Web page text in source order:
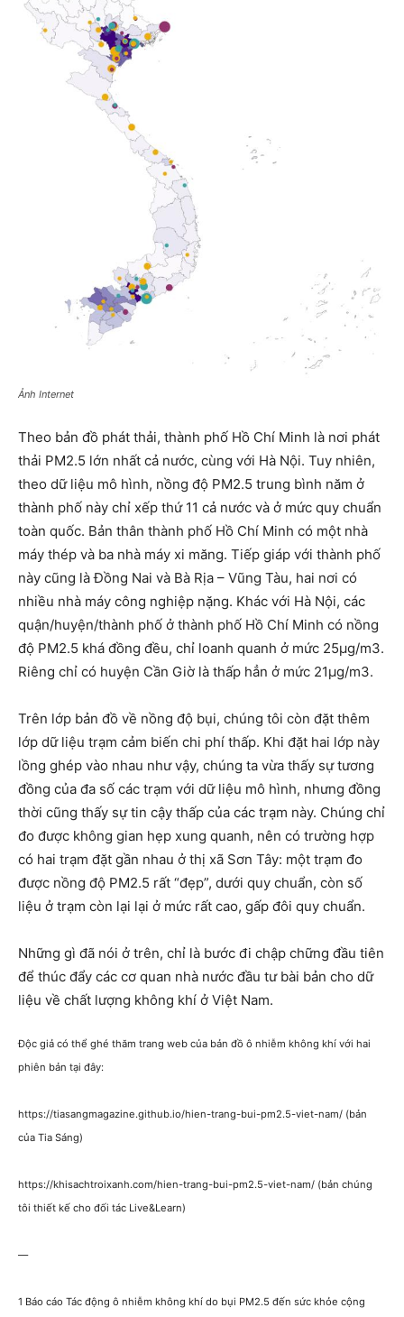
Ảnh Internet
Theo bản đồ phát thải, thành phố Hồ Chí Minh là nơi phát
thải PM2.5 lớn nhất cả nước, cùng với Hà Nội. Tuy nhiên,
theo dữ liệu mô hình, nồng độ PM2.5 trung bình năm ở
thành phố này chỉ xếp thứ 11 cả nước và ở mức quy chuẩn
toàn quốc. Bản thân thành phố Hồ Chí Minh có một nhà
máy thép và ba nhà máy xi măng. Tiếp giáp với thành phố
này cũng là Đồng Nai và Bà Rịa – Vũng Tàu, hai nơi có
nhiều nhà máy công nghiệp nặng. Khác với Hà Nội, các
quận/huyện/thành phố ở thành phố Hồ Chí Minh có nồng
độ PM2.5 khá đồng đều, chỉ loanh quanh ở mức 25µg/m3.
Riêng chỉ có huyện Cần Giờ là thấp hẳn ở mức 21µg/m3.
Trên lớp bản đồ về nồng độ bụi, chúng tôi còn đặt thêm
lớp dữ liệu trạm cảm biến chi phí thấp. Khi đặt hai lớp này
lồng ghép vào nhau như vậy, chúng ta vừa thấy sự tương
đồng của đa số các trạm với dữ liệu mô hình, nhưng đồng
thời cũng thấy sự tin cậy thấp của các trạm này. Chúng chỉ
đo được không gian hẹp xung quanh, nên có trường hợp
có hai trạm đặt gần nhau ở thị xã Sơn Tây: một trạm đo
được nồng độ PM2.5 rất “đẹp”, dưới quy chuẩn, còn số
liệu ở trạm còn lại lại ở mức rất cao, gấp đôi quy chuẩn.
Những gì đã nói ở trên, chỉ là bước đi chập chững đầu tiên
để thúc đẩy các cơ quan nhà nước đầu tư bài bản cho dữ
liệu về chất lượng không khí ở Việt Nam.
Độc giả có thể ghé thăm trang web của bản đồ ô nhiễm không khí với hai
phiên bản tại đây:
https://tiasangmagazine.github.io/hien-trang-bui-pm2.5-viet-nam/ (bản
của Tia Sáng)
https://khisachtroixanh.com/hien-trang-bui-pm2.5-viet-nam/ (bản chúng
tôi thiết kế cho đối tác Live&Learn)
—
1 Báo cáo Tác động ô nhiễm không khí do bụi PM2.5 đến sức khỏe cộng